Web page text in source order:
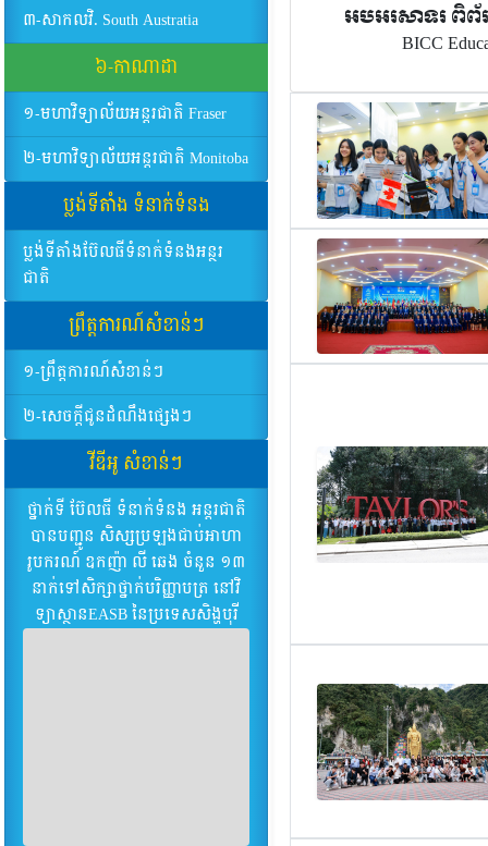
៣-សាកលវិ. South Austratia
៦-កាណាដា
១-មហាវិទ្យាល័យអន្តរជាតិ Fraser
២-មហាវិទ្យាល័យអន្តរជាតិ Monitoba
ប្លង់ទីតាំង ទំនាក់ទំនង
ប្លង់ទីតាំងប៊ែលធីទំនាក់ទំនងអន្ថរ
ជាតិ
ព្រឹត្តការណ៍សំខាន់ៗ
១-ព្រឹត្តការណ៍សំខាន់ៗ
២-សេចក្ដីជូនដំណឹងផ្សេងៗ
វីឌីអូ សំខាន់ៗ
ថ្នាក់ទី ប៊ែល​ធី​ ទំ​នាក់​ទំ​នង​ អន្តរ​ជាតិ​
បាន​បញ្ជូន​ សិស្ស​ប្រ​ឡង​ជាប់​អា​ហា​
រូប​ករណ៍​ ឧក​ញ៉ា​ លី​ ឆេង​ ចំ​នួន​ ១៣​
នាក់​ទៅ​សិក្សា​ថ្នាក់​បរិ​ញ្ញា​បត្រ​ នៅ​វិ​
ទ្យា​ស្ថាន​EASB ​នៃ​ប្រ​ទេស​សិង្ហ​បុ​រី
អបអរសាទរ ពិព័
BICC